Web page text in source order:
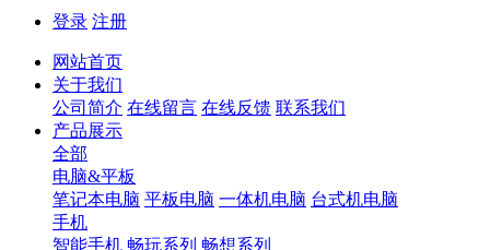
登录 注册
网站首页
关于我们
公司简介 在线留言 在线反馈 联系我们
产品展示
全部
电脑&平板
笔记本电脑 平板电脑 一体机电脑 台式机电脑
手机
智能手机 畅玩系列 畅想系列